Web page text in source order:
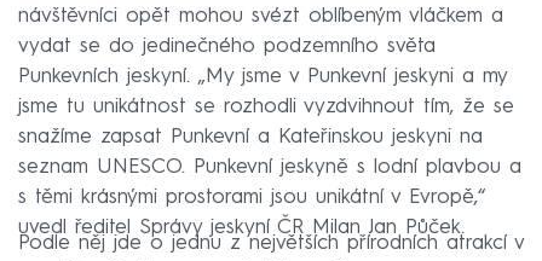
návštěvníci opět mohou svézt oblíbeným vláčkem a
vydat se do jedinečného podzemního světa
Punkevních jeskyní. „My jsme v Punkevní jeskyni a my
jsme tu unikátnost se rozhodli vyzdvihnout tím, že se
snažíme zapsat Punkevní a Kateřinskou jeskyni na
seznam UNESCO. Punkevní jeskyně s lodní plavbou a
s těmi krásnými prostorami jsou unikátní v Evropě,“
uvedl ředitel Správy jeskyní ČR Milan Jan Půček.
Podle něj jde o jednu z největších přírodních atrakcí v